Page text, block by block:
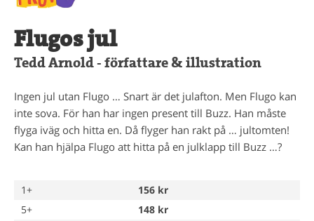
Flugos jul
Tedd Arnold - författare & illustration
Ingen jul utan Flugo … Snart är det julafton. Men Flugo kan
inte sova. För han har ingen present till Buzz. Han måste
flyga iväg och hitta en. Då flyger han rakt på … jultomten!
Kan han hjälpa Flugo att hitta på en julklapp till Buzz …?
1+
156 kr
5+
148 kr